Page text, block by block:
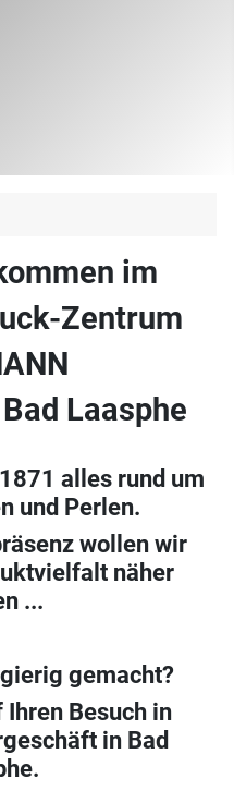
im
Zentrum
Laasphe
alles rund um
und Perlen.
wollen wir
näher
...
gemacht?
Besuch in
in Bad